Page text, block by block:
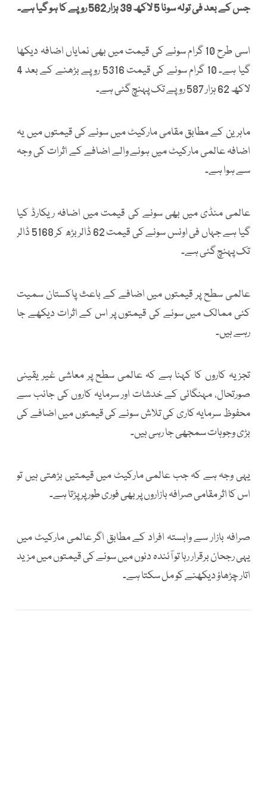
جس کے بعد فی تولہ سونا 5 لاکھ 39 ہزار 562 روپے کا ہو گیا ہے۔
اسی طرح 10 گرام سونے کی قیمت میں بھی نمایاں اضافہ دیکھا
گیا ہے۔ 10 گرام سونے کی قیمت 5316 روپے بڑھنے کے بعد 4
لاکھ 62 ہزار 587 روپے تک پہنچ گئی ہے۔
ماہرین کے مطابق مقامی مارکیٹ میں سونے کی قیمتوں میں یہ
اضافہ عالمی مارکیٹ میں ہونے والے اضافے کے اثرات کی وجہ
سے ہوا ہے۔
عالمی منڈی میں بھی سونے کی قیمت میں اضافہ ریکارڈ کیا
گیا ہے جہاں فی اونس سونے کی قیمت 62 ڈالر بڑھ کر 5168 ڈالر
تک پہنچ گئی ہے۔
عالمی سطح پر قیمتوں میں اضافے کے باعث پاکستان سمیت
کئی ممالک میں سونے کی قیمتوں پر اس کے اثرات دیکھے جا
رہے ہیں۔
تجزیہ کاروں کا کہنا ہے کہ عالمی سطح پر معاشی غیر یقینی
صورتحال، مہنگائی کے خدشات اور سرمایہ کاروں کی جانب سے
محفوظ سرمایہ کاری کی تلاش سونے کی قیمتوں میں اضافے کی
بڑی وجوہات سمجھی جا رہی ہیں۔
یہی وجہ ہے کہ جب عالمی مارکیٹ میں قیمتیں بڑھتی ہیں تو
اس کا اثر مقامی صرافہ بازاروں پر بھی فوری طور پر پڑتا ہے۔
صرافہ بازار سے وابستہ افراد کے مطابق اگر عالمی مارکیٹ میں
یہی رجحان برقرار رہا تو آئندہ دنوں میں سونے کی قیمتوں میں مزید
اتار چڑھاؤ دیکھنے کو مل سکتا ہے۔